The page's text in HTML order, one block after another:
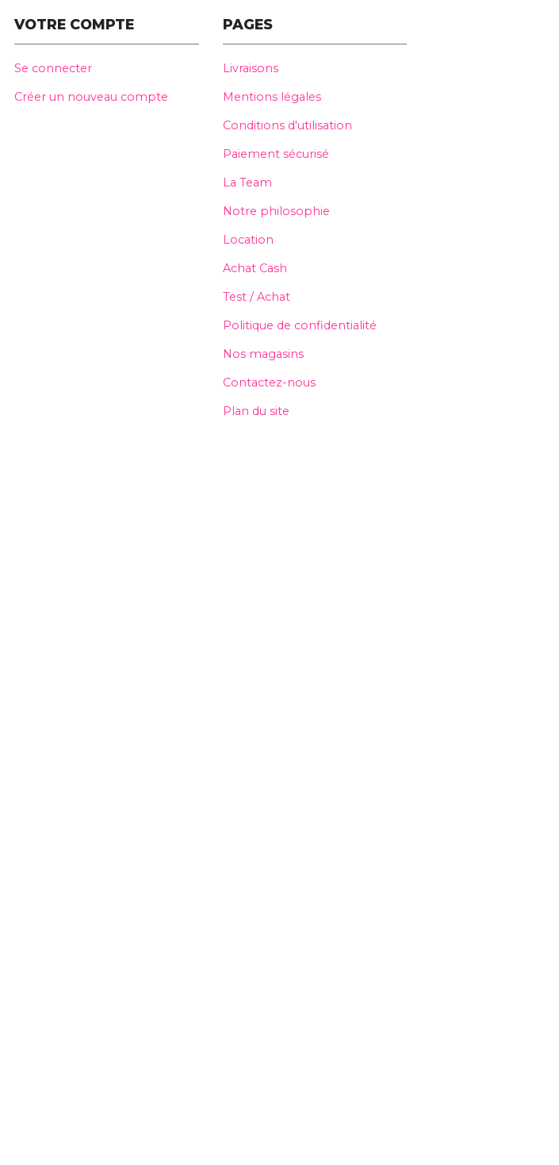
VOTRE COMPTE
Se connecter
Créer un nouveau compte
PAGES
Livraisons
Mentions légales
Conditions d'utilisation
Paiement sécurisé
La Team
Notre philosophie
Location
Achat Cash
Test / Achat
Politique de confidentialité
Nos magasins
Contactez-nous
Plan du site